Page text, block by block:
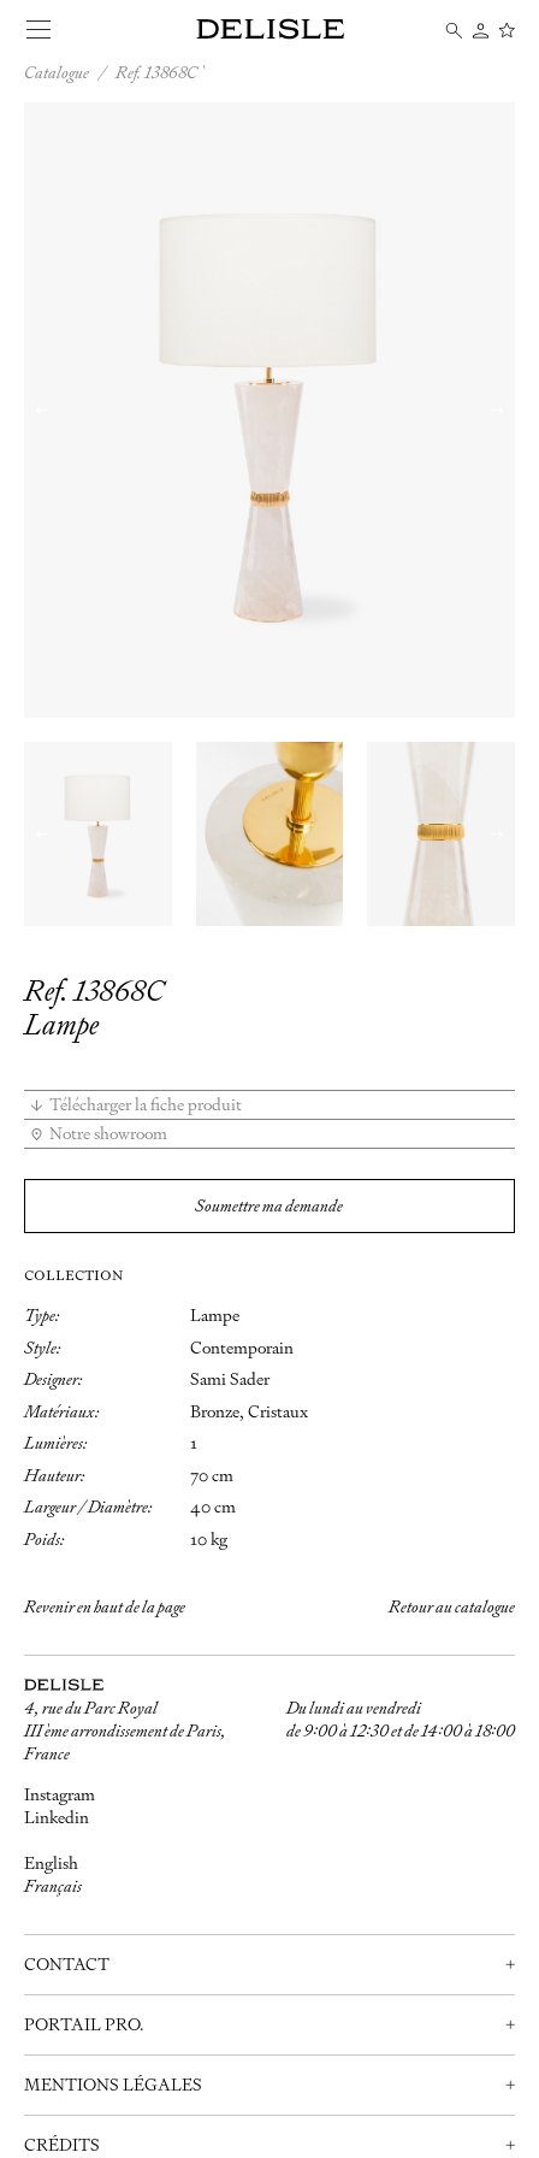
Catalogue /Ref. 13868C
Ref. 13868C
Lampe
Télécharger la fiche produit
Notre showroom
Soumettre ma demande
COLLECTION
Type:
Lampe
Style:
Contemporain
Designer:
Sami Sader
Matériaux:
Bronze, Cristaux
Lumières:
1
Hauteur:
70 cm
Largeur / Diamètre:
40 cm
Poids:
10 kg
Revenir en haut de la page Retour au catalogue
4, rue du Parc Royal
III ème arrondissement de Paris,
France
Du lundi au vendredi
de 9:00 à 12:30 et de 14:00 à 18:00
Instagram
Linkedin
English
Français
CONTACT
+
PORTAIL PRO.
+
Nous contacter
MENTIONS LÉGALES
+
CRÉDITS +